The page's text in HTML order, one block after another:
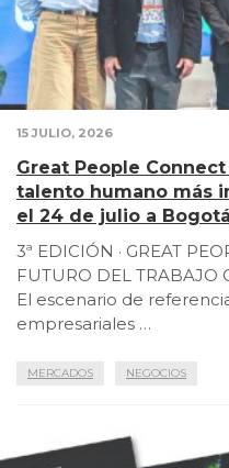
15 JULIO, 2026
Great People
talento humano más
el 24 de julio a Bogotá
3ª EDICIÓN · GREAT
FUTURO DEL
El escenario de
empresariales …
MERCADOS NEGOCIOS